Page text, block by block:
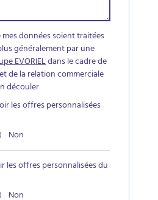
mes données soient traitées
généralement par une
EVORIELdans le cadre de
de la relation commerciale
découler
les offres personnalisées
Non
les offres personnalisées du
Non